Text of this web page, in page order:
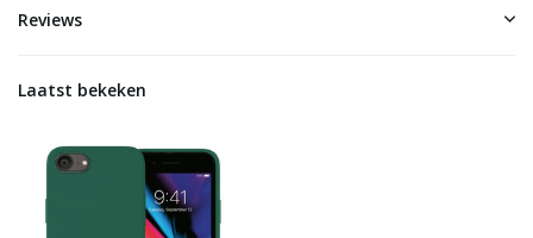
Reviews
Laatst bekeken